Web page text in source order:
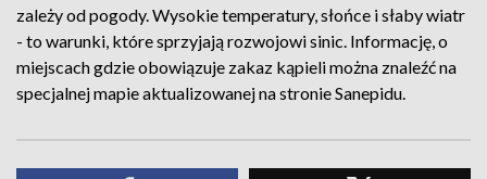
zależy od pogody. Wysokie temperatury, słońce i słaby wiatr
- to warunki, które sprzyjają rozwojowi sinic. Informację, o
miejscach gdzie obowiązuje zakaz kąpieli można znaleźć na
specjalnej mapie aktualizowanej na stronie Sanepidu.